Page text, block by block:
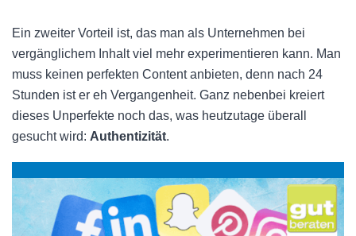
Ein zweiter Vorteil ist, das man als Unternehmen bei
vergänglichem Inhalt viel mehr experimentieren kann. Man
muss keinen perfekten Content anbieten, denn nach 24
Stunden ist er eh Vergangenheit. Ganz nebenbei kreiert
dieses Unperfekte noch das, was heutzutage überall
gesucht wird: Authentizität.